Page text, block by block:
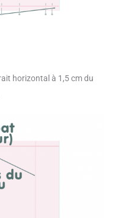
horizontal à 1,5 cm du